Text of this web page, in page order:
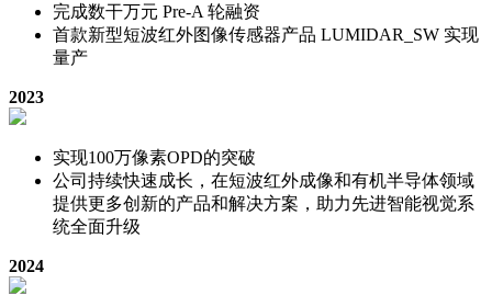
完成数干万元 Pre-A 轮融资
首款新型短波红外图像传感器产品 LUMIDAR_SW 实现
量产
2023
实现100万像素OPD的突破
公司持续快速成长，在短波红外成像和有机半导体领域
提供更多创新的产品和解决方案，助力先进智能视觉系
统全面升级
2024